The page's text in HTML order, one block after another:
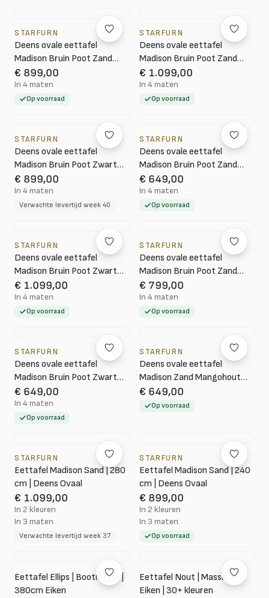
STARFURN
Deens ovale eettafel
Madison Bruin Poot Zand
Mangohout 240 cm
€ 899,00
In 4 maten
Op voorraad
STARFURN
Deens ovale eettafel
Madison Bruin Poot Zand
Mangohout 280 cm
€ 1.099,00
In 4 maten
Op voorraad
STARFURN
Deens ovale eettafel
Madison Bruin Poot Zwart
Mangohout 240 cm
€ 899,00
In 4 maten
Verwachte levertijd week 40
STARFURN
Deens ovale eettafel
Madison Bruin Poot Zand
Mangohout 160 cm
€ 649,00
In 4 maten
Op voorraad
STARFURN
Deens ovale eettafel
Madison Bruin Poot Zwart
Mangohout 280 cm
€ 1.099,00
In 4 maten
Op voorraad
STARFURN
Deens ovale eettafel
Madison Bruin Poot Zand
Mangohout 200 cm
€ 799,00
In 4 maten
Op voorraad
STARFURN
Deens ovale eettafel
Madison Bruin Poot Zwart
Mangohout 160 cm
€ 649,00
In 4 maten
Op voorraad
STARFURN
Deens ovale eettafel
Madison Zand Mangohout
160 cm
€ 649,00
Op voorraad
STARFURN
Eettafel Madison Sand | 280
cm | Deens Ovaal
€ 1.099,00
In 2 kleuren
In 3 maten
Verwachte levertijd week 37
STARFURN
Eettafel Madison Sand | 240
cm | Deens Ovaal
€ 899,00
In 2 kleuren
In 3 maten
Op voorraad
Eettafel Ellips | Bootmodel |
380cm Eiken
Eettafel Nout | Massief
Eiken | 30+ kleuren